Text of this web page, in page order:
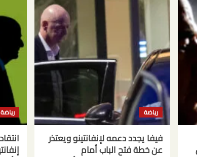
رياضة
فيفا يجدد دعمه لإنفانتينو ويعتذر
عن خطة فتح الباب أمام
رياضة